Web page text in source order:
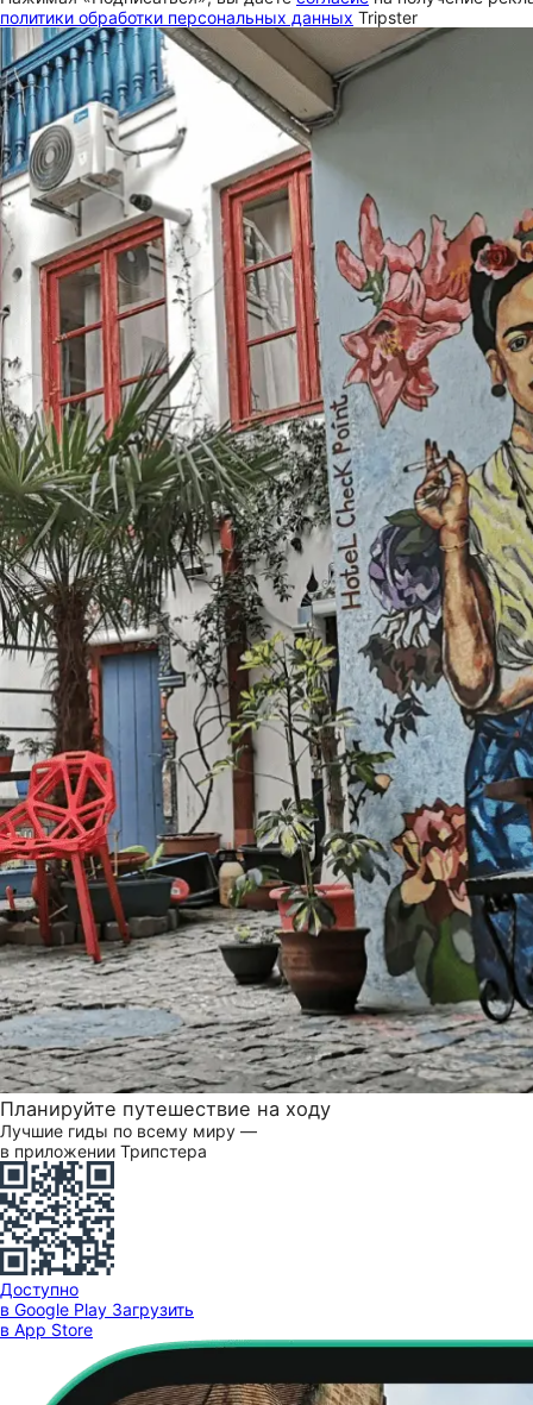
политики обработки персональных данных Tripster
Планируйте путешествие на ходу
Лучшие гиды по всему миру —
в приложении Трипстера
Доступно
в Google Play Загрузить
в App Store